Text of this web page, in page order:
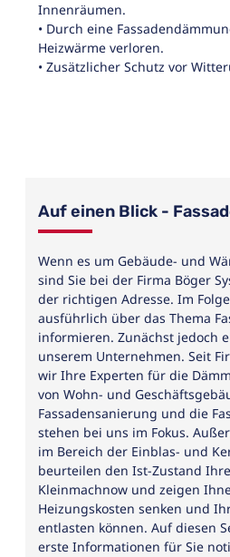
Innenräumen.
• Durch eine
Heizwärme verloren.
• Zusätzlicher Schutz vor
Auf einen Blick -
Wenn es um Gebäude- und
sind Sie bei der Firma Böger
der richtigen Adresse. Im
ausführlich über das Thema
informieren. Zunächst jedoch
unserem Unternehmen. Seit
wir Ihre Experten für die
von Wohn- und
Fassadensanierung und die
stehen bei uns im Fokus.
im Bereich der Einblas- und
beurteilen den Ist-Zustand
Kleinmachnow und zeigen
Heizungskosten senken und
entlasten können. Auf diesen
erste Informationen für Sie